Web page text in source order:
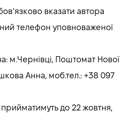
вказати автора
телефон уповноваженої
м.Чернівці, Поштомат Нової
Анна, моб.тел.: +38 097
до 22 жовтня,